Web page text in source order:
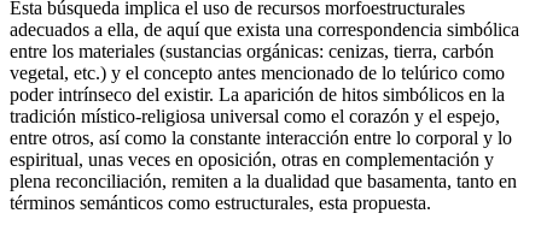
Esta búsqueda implica el uso de recursos morfoestructurales
adecuados a ella, de aquí que exista una correspondencia simbólica
entre los materiales (sustancias orgánicas: cenizas, tierra, carbón
vegetal, etc.) y el concepto antes mencionado de lo telúrico como
poder intrínseco del existir. La aparición de hitos simbólicos en la
tradición místico-religiosa universal como el corazón y el espejo,
entre otros, así como la constante interacción entre lo corporal y lo
espiritual, unas veces en oposición, otras en complementación y
plena reconciliación, remiten a la dualidad que basamenta, tanto en
términos semánticos como estructurales, esta propuesta.